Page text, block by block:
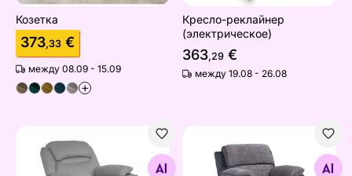
Козетка
373,33 €
между 08.09 - 15.09
+
Кресло-реклайнер
(электрическое)
363,29 €
между 19.08 - 26.08
Recliner кресло (электрическое)
Найдите похожие
Кресло-реклайнер
Найдите похожие